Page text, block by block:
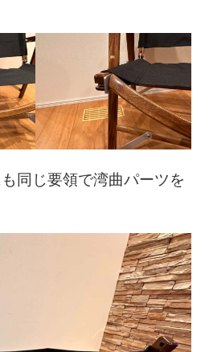
同じ要領で湾曲パーツを